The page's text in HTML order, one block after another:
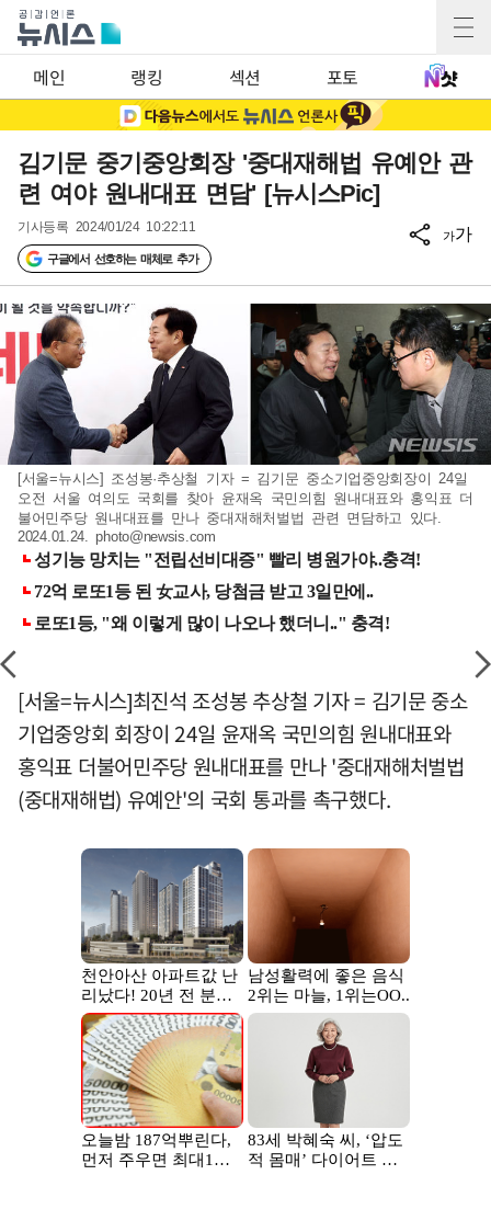
메인 랭킹 섹션 포토
김기문 중기중앙회장 '중대재해법 유예안 관
련 여야 원내대표 면담' [뉴시스Pic]
기사등록 2024/01/24 10:22:11
구글에서 선호하는 매체로 추가
가가
[서울=뉴시스] 조성봉·추상철 기자 = 김기문 중소기업중앙회장이 24일
오전 서울 여의도 국회를 찾아 윤재옥 국민의힘 원내대표와 홍익표 더
불어민주당 원내대표를 만나 중대재해처벌법 관련 면담하고 있다.
2024.01.24.photo@newsis.com
[서울=뉴시스]최진석 조성봉 추상철 기자 = 김기문 중소
기업중앙회 회장이 24일 윤재옥 국민의힘 원내대표와
홍익표 더불어민주당 원내대표를 만나 '중대재해처벌법
(중대재해법) 유예안'의 국회 통과를 촉구했다.